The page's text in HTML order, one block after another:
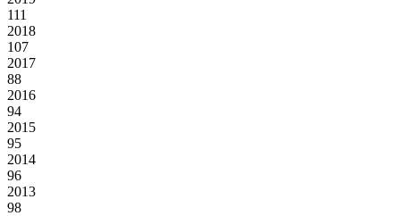
111
2018
107
2017
88
2016
94
2015
95
2014
96
2013
98